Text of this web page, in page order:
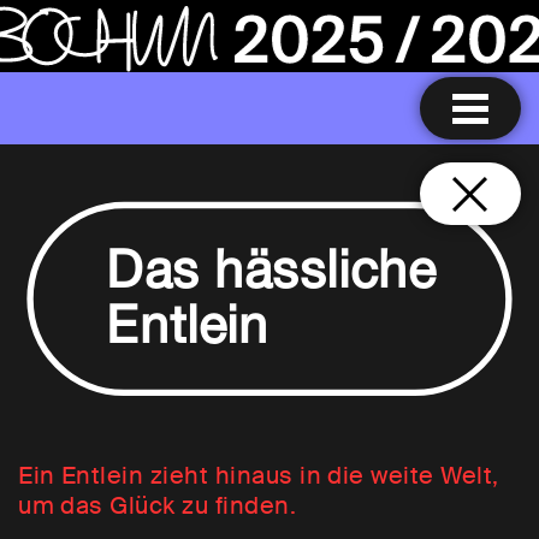
Das hässliche
Entlein
Ein Entlein zieht hinaus in die weite Welt,
um das Glück zu finden.